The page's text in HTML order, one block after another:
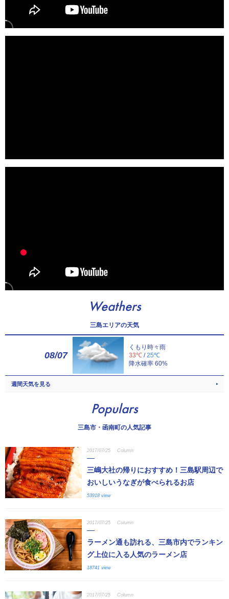
Weathers
三島エリアの天気
08/07
くもり時々雨
33℃ /25℃
降水確率 60%
週間天気を見る
Populars
三島市・函南町の人気記事
2017/07/25 Column
三嶋大社の帰りにおすすめ！三島駅周辺で
おいしいうなぎが食べられるお店
53918 view
2017/07/25 Column
ラーメン通も訪れる、三島市内でランキン
グ上位に入る人気のラーメン店
18741 view
2017/07/25 Column